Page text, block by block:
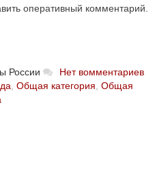
оперативный комментарий.
России
Нет вомментариев
Общая категория Общая